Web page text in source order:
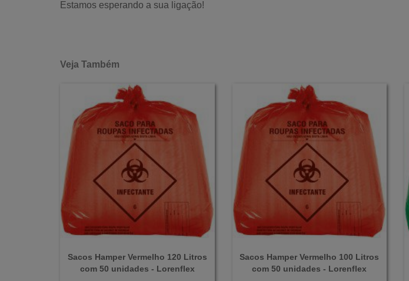
Estamos esperando a sua ligação!
Veja Também
Sacos Hamper Vermelho 120 Litros
com 50 unidades - Lorenflex
Sacos Hamper Vermelho 100 Litros
com 50 unidades - Lorenflex